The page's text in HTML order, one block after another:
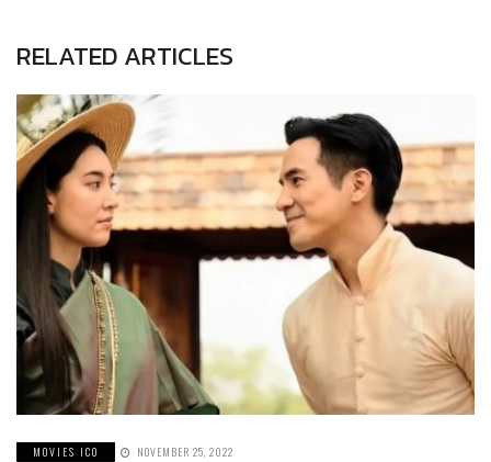
RELATED ARTICLES
MOVIES ICO NOVEMBER 25, 2022